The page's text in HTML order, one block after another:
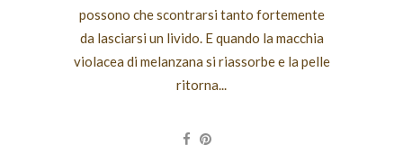
possono che scontrarsi tanto fortemente
da lasciarsi un livido. E quando la macchia
violacea di melanzana si riassorbe e la pelle
ritorna...